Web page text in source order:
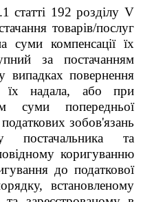
статті 192 розділу V
товарів/послуг
суми компенсації їх
за постачанням
випадках повернення
їх надала, або при
суми попередньої
зобов'язань
постачальника та
коригуванню
до податкової
встановленому